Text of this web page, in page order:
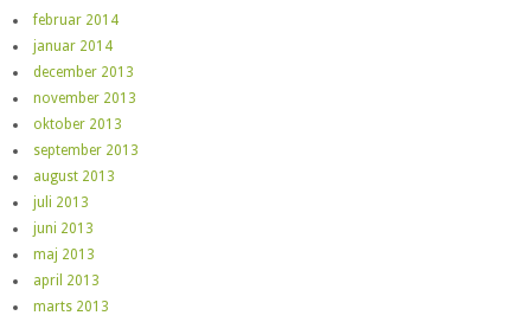
februar 2014
januar 2014
december 2013
november 2013
oktober 2013
september 2013
august 2013
juli 2013
juni 2013
maj 2013
april 2013
marts 2013